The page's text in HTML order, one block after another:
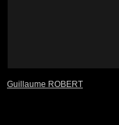
Guillaume ROBERT